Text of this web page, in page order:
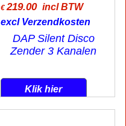
€ 219.00 incl BTW
excl Verzendkosten
DAP Silent Disco
Zender 3 Kanalen
Klik hier